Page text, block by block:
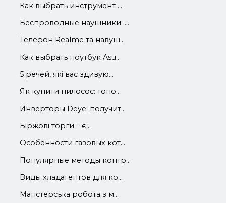
Как выбрать инструмент ...
Беспроводные наушники: ...
Телефон Realme та навуш...
Как выбрать ноутбук Asu...
5 речей, які вас здивую...
Як купити пилосос: топо...
Инверторы Deye: получит...
Біржові торги – є...
Особенности газовых кот...
Популярные методы контр...
Виды хладагентов для ко...
Магістерська робота з м...